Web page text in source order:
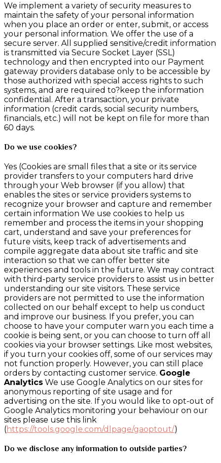
We implement a variety of security measures to
maintain the safety of your personal information
when you place an order or enter, submit, or access
your personal information. We offer the use of a
secure server. All supplied sensitive/credit information
is transmitted via Secure Socket Layer (SSL)
technology and then encrypted into our Payment
gateway providers database only to be accessible by
those authorized with special access rights to such
systems, and are required to?keep the information
confidential. After a transaction, your private
information (credit cards, social security numbers,
financials, etc.) will not be kept on file for more than
60 days.
Do we use cookies?
Yes (Cookies are small files that a site or its service
provider transfers to your computers hard drive
through your Web browser (if you allow) that
enables the sites or service providers systems to
recognize your browser and capture and remember
certain information We use cookies to help us
remember and process the items in your shopping
cart, understand and save your preferences for
future visits, keep track of advertisements and
compile aggregate data about site traffic and site
interaction so that we can offer better site
experiences and tools in the future. We may contract
with third-party service providers to assist us in better
understanding our site visitors. These service
providers are not permitted to use the information
collected on our behalf except to help us conduct
and improve our business. If you prefer, you can
choose to have your computer warn you each time a
cookie is being sent, or you can choose to turn off all
cookies via your browser settings. Like most websites,
if you turn your cookies off, some of our services may
not function properly. However, you can still place
orders by contacting customer service. Google
Analytics We use Google Analytics on our sites for
anonymous reporting of site usage and for
advertising on the site. If you would like to opt-out of
Google Analytics monitoring your behaviour on our
sites please use this link
(https://tools.google.com/dlpage/gaoptout/)
Do we disclose any information to outside parties?